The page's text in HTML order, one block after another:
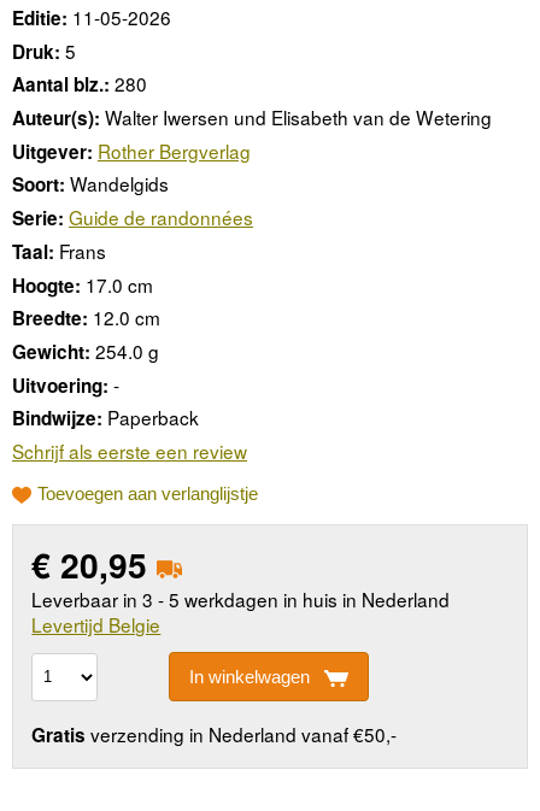
Editie: 11-05-2026
Druk: 5
Aantal blz.: 280
Auteur(s): Walter Iwersen und Elisabeth van de Wetering
Uitgever: Rother Bergverlag
Soort: Wandelgids
Serie: Guide de randonnées
Taal: Frans
Hoogte: 17.0 cm
Breedte: 12.0 cm
Gewicht: 254.0 g
Uitvoering: -
Bindwijze: Paperback
Schrijf als eerste een review
Toevoegen aan verlanglijstje
€ 20,95
Leverbaar in 3 - 5 werkdagen in huis in Nederland
Levertijd Belgie
In winkelwagen
Gratis verzending in Nederland vanaf €50,-